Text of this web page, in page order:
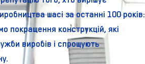
шасі за останні 100 років:
покращення конструкцій, які
виробів і спрощують